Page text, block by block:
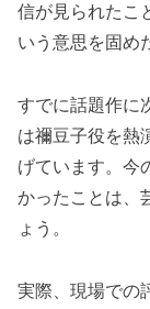
信が見られたこ
いう意思を固め
すでに話題作に
は禰󠄀豆子役を熱
げています。今
かったことは、
ょう。
実際、現場での